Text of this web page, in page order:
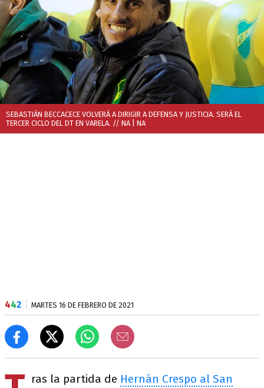
SEBASTIÁN BECCACECE VOLVERÁ A DIRIGIR A DEFENSA Y JUSTICIA. SERÁ EL
TERCER CICLO DEL DT EN VARELA. // NA | NA
442 MARTES 16 DE FEBRERO DE 2021
ras la partida de Hernán Crespo al San